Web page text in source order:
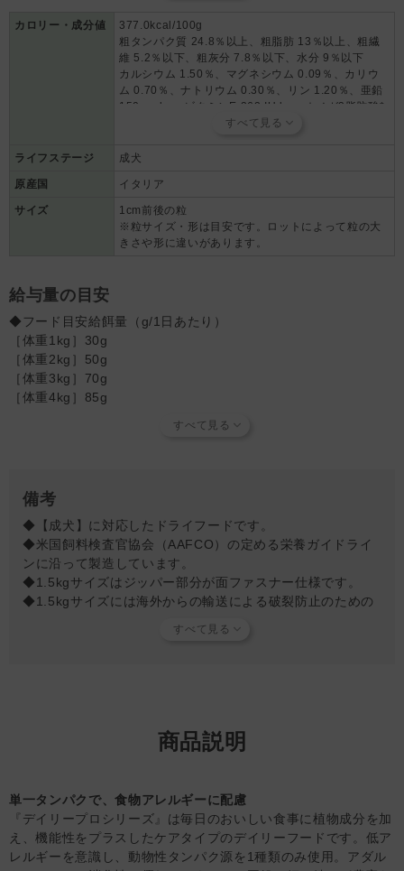
物、銅アミノ酸キレート、ミックストコフェロール（保存料として使
用）、ローズマリーエキス
カロリー・成分値
377.0kcal/100g
粗タンパク質 24.8％以上、粗脂肪 13％以上、粗繊
維 5.2％以下、粗灰分 7.8％以下、水分 9％以下
カルシウム 1.50％、マグネシウム 0.09％、カリウ
ム 0.70％、ナトリウム 0.30％、リン 1.20％、亜鉛
150mg kg、ビタミンE 262 IU kg、オメガ3脂肪酸*
0.8％、オメガ6脂肪酸* 1.8％、ヨウ素1.9mg/kg
ライフステージ 成犬
原産国 イタリア
サイズ
1cm前後の粒
※粒サイズ・形は目安です。ロットによって粒の大
きさや形に違いがあります。
給与量の目安
◆フード目安給餌量（g/1日あたり）
［体重1kg］30g
［体重2kg］50g
［体重3kg］70g
［体重4kg］85g
［体重9kg］150g
［体重10kg］165g
備考
◆【成犬】に対応したドライフードです。
◆米国飼料検査官協会（AAFCO）の定める栄養ガイドライ
ンに沿って製造しています。
◆1.5kgサイズはジッパー部分が面ファスナー仕様です。
◆1.5kgサイズには海外からの輸送による破裂防止のための
対応になりますのであらかじめご理解のうえご購入くださ
※加水分解により魚のタンパク質は非常に小さな分子に分解
おいてはアレルゲンとして扱われませんが、魚アレルギーの
パートナーに与える場合は充分にご注意ください。
【使用上の注意】
・直射日光を避け、涼しく乾燥した場所で保管してくださ
商品説明
単一タンパクで、食物アレルギーに配慮
『デイリープロシリーズ』は毎日のおいしい食事に植物成分を加
え、機能性をプラスしたケアタイプのデイリーフードです。低ア
レルギーを意識し、動物性タンパク源を1種類のみ使用。アダル